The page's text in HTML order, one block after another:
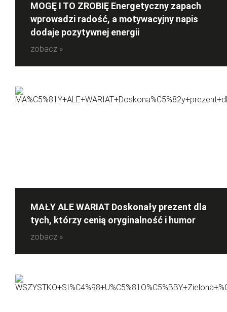
MOGĘ I TO ZROBIĘ Energetyczny zapach
wprowadzi radość, a motywacyjny napis
dodaje pozytywnej energii
zobacz »
MAŁY ALE WARIAT Doskonały prezent dla
tych, którzy cenią oryginalność i humor
zobacz »